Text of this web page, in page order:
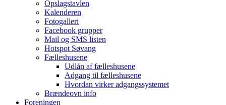
Opslagstavlen
Kalenderen
Fotogalleri
Facebook grupper
Mail og SMS listen
Hotspot Søvang
Fælleshusene
Udlån af fælleshusene
Adgang til fælleshusene
Hvordan virker adgangssystemet
Brændeovn info
Foreningen